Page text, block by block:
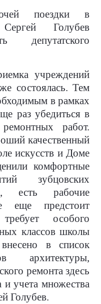
поездки в
Голубев
депутатского
учреждений
состоялась. Тем
в рамках
раз убедиться в
работ.
качественный
искусств и Доме
комфортные
зубцовских
есть рабочие
еще предстоит
особого
классов школы
в список
архитектуры,
ремонта здесь
и учета множества
Голубев.